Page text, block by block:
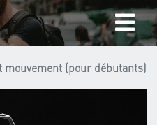
mouvement (pour débutants)